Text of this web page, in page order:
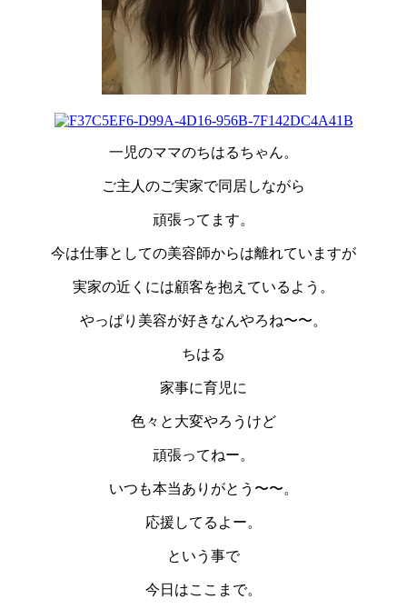
一児のママのちはるちゃん。
ご主人のご実家で同居しながら
頑張ってます。
今は仕事としての美容師からは離れていますが
実家の近くには顧客を抱えているよう。
やっぱり美容が好きなんやろね〜〜。
ちはる
家事に育児に
色々と大変やろうけど
頑張ってねー。
いつも本当ありがとう〜〜。
応援してるよー。
という事で
今日はここまで。